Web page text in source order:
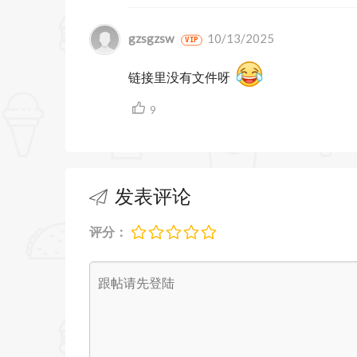
• 新建模工具：新增“修剪（Trim）”、“
（Chamfer）”工具，丰富了建模操作选项
• 界面优化：更新了图标、工具栏和面
A：目前，SketchUp 2026 尚未正式支持
议用户在升级系统前，确认 SketchUp 的
• Q：如何获取 SketchUp 2026 更新？
A：用户可以通过 SketchUp 软件内的“帮
gzsgzsw VIP 10/13/2025
链接里没有文件呀
9
发表评论
评分：